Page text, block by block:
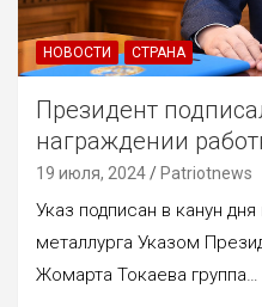
НОВОСТИ СТРАНА
Президент
награждении
19 июля, 2024 Patriotnews
Указ подписан в канун
металлурга Указом
Жомарта Токаева группа…